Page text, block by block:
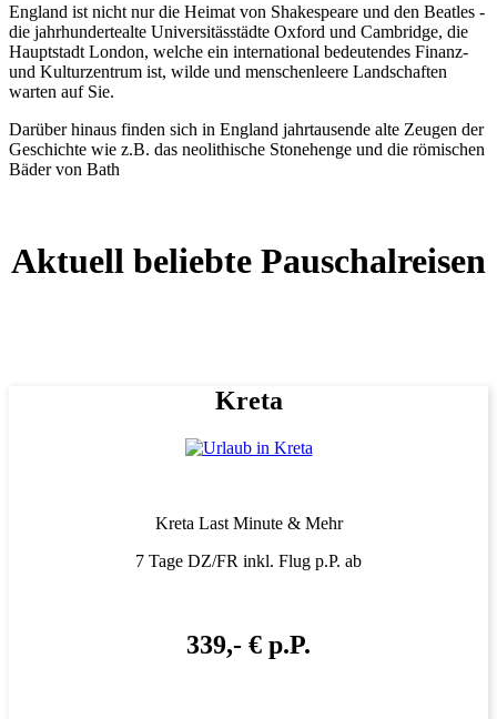
England ist nicht nur die Heimat von Shakespeare und den Beatles -
die jahrhundertealte Universitässtädte Oxford und Cambridge, die
Hauptstadt London, welche ein international bedeutendes Finanz-
und Kulturzentrum ist, wilde und menschenleere Landschaften
warten auf Sie.
Darüber hinaus finden sich in England jahrtausende alte Zeugen der
Geschichte wie z.B. das neolithische Stonehenge und die römischen
Bäder von Bath
Aktuell beliebte Pauschalreisen
Kreta
Kreta Last Minute & Mehr
7 Tage DZ/FR inkl. Flug p.P. ab
339,- € p.P.